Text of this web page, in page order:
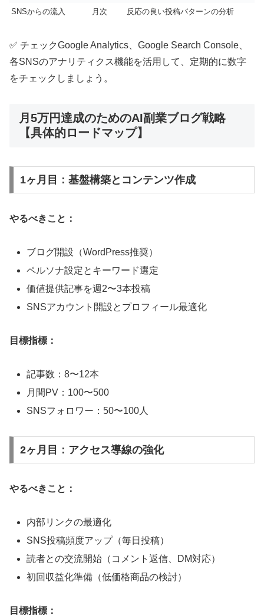
SNSからの流入
月次 反応の良い投稿パターンの分析
✅ チェックGoogle Analytics、Google Search Console、
各SNSのアナリティクス機能を活用して、定期的に数字
をチェックしましょう。
月5万円達成のためのAI副業ブログ戦略
【具体的ロードマップ】
1ヶ月目：基盤構築とコンテンツ作成
やるべきこと：
ブログ開設（WordPress推奨）
ペルソナ設定とキーワード選定
価値提供記事を週2〜3本投稿
SNSアカウント開設とプロフィール最適化
目標指標：
記事数：8〜12本
月間PV：100〜500
SNSフォロワー：50〜100人
2ヶ月目：アクセス導線の強化
やるべきこと：
内部リンクの最適化
SNS投稿頻度アップ（毎日投稿）
読者との交流開始（コメント返信、DM対応）
初回収益化準備（低価格商品の検討）
目標指標：